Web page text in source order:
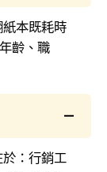
本既耗時
齡、職
：行銷工